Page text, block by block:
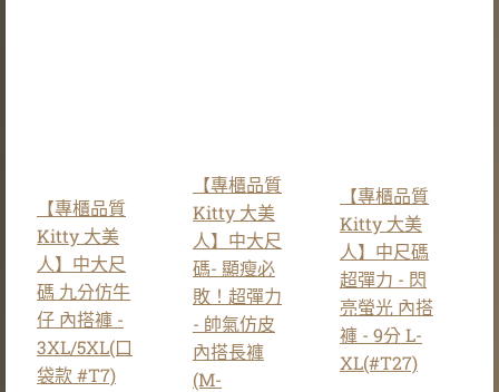
【專櫃品質
Kitty 大美
人】中大尺
碼 九分仿牛
仔 內搭褲 -
3XL/5XL(口
袋款 #T7)
【專櫃品質
Kitty 大美
人】中大尺
碼- 顯瘦必
敗！超彈力
- 帥氣仿皮
內搭長褲
(M-
【專櫃品質
Kitty 大美
人】中尺碼
超彈力 - 閃
亮螢光 內搭
褲 - 9分 L-
XL(#T27)